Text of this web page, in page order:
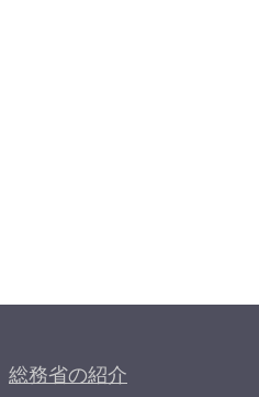
総務省の紹介